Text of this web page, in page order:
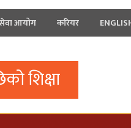
आयोग करियर
शिक्षा